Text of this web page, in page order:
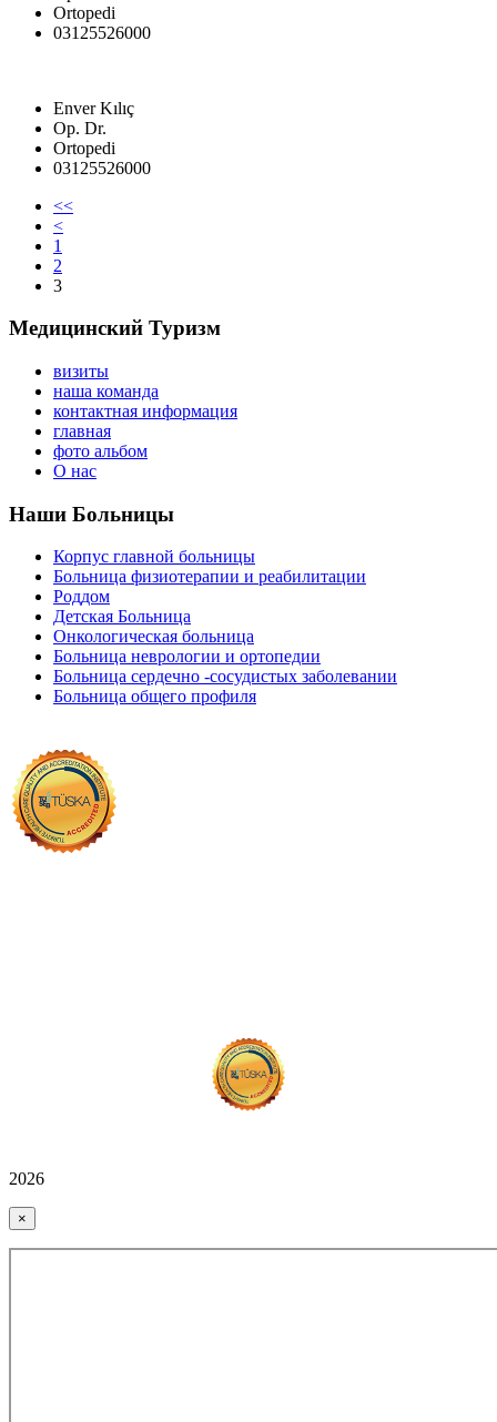
Ortopedi
03125526000
Enver Kılıç
Op. Dr.
Ortopedi
03125526000
<<
<
1
2
3
Медицинский Туризм
визиты
наша команда
контактная информация
главная
фото альбом
О нас
Наши Больницы
Корпус главной больницы
Больница физиотерапии и реабилитации
Роддом
Детская Больница
Онкологическая больница
Больница неврологии и ортопедии
Больница сердечно -сосудистых заболевании
Больница общего профиля
2026
×